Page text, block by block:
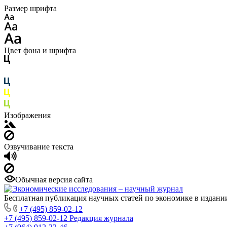
Размер шрифта
Цвет фона и шрифта
Изображения
Озвучивание текста
Обычная версия сайта
Бесплатная публикация научных статей по экономике в
+7 (495) 859-02-12
+7 (495) 859-02-12 Редакция журнала